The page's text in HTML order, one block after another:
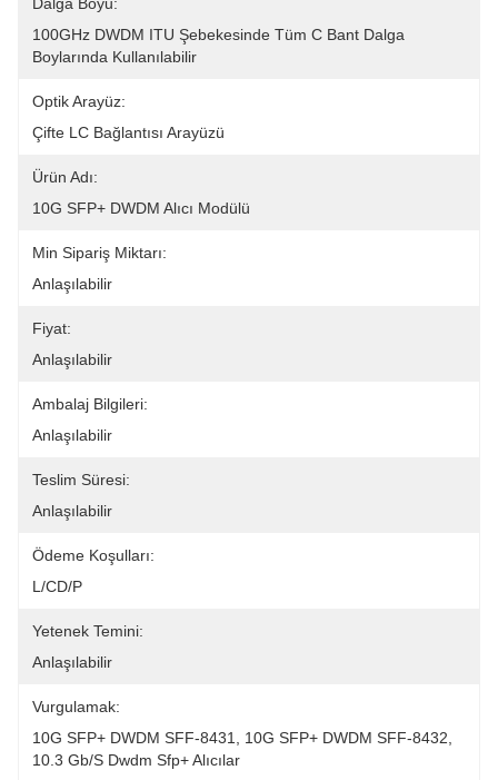
100GHz DWDM ITU Şebekesinde Tüm C Bant Dalga
Boylarında Kullanılabilir
Optik Arayüz:
Çifte LC Bağlantısı Arayüzü
Ürün Adı:
10G SFP+ DWDM Alıcı Modülü
Min Sipariş Miktarı:
Anlaşılabilir
Fiyat:
Anlaşılabilir
Ambalaj Bilgileri:
Anlaşılabilir
Teslim Süresi:
Anlaşılabilir
Ödeme Koşulları:
L/CD/P
Yetenek Temini:
Anlaşılabilir
Vurgulamak:
10G SFP+ DWDM SFF-8431
10G SFP+ DWDM SFF-8432
10.3 Gb/s Dwdm Sfp+ Alıcılar